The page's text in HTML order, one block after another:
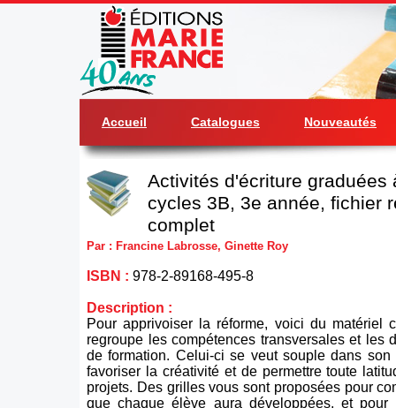
Accueil Catalogues Nouveautés
Activités d'écriture graduées
cycles 3B, 3e année, fichier
complet
Par : Francine Labrosse, Ginette Roy
ISBN : 978-2-89168-495-8
Description :
Pour apprivoiser la réforme, voici du matériel
regroupe les compétences transversales et les
de formation. Celui-ci se veut souple dans
favoriser la créativité et de permettre toute
projets. Des grilles vous sont proposées pour
que chaque élève aura développées, et pour